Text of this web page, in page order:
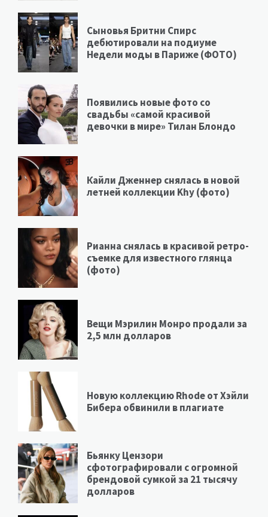
Сыновья Бритни Спирс
дебютировали на подиуме
Недели моды в Париже (ФОТО)
Появились новые фото со
свадьбы «самой красивой
девочки в мире» Тилан Блондо
Кайли Дженнер снялась в новой
летней коллекции Khy (фото)
Рианна снялась в красивой ретро-
съемке для известного глянца
(фото)
Вещи Мэрилин Монро продали за
2,5 млн долларов
Новую коллекцию Rhode от Хэйли
Бибера обвинили в плагиате
Бьянку Цензори
сфотографировали с огромной
брендовой сумкой за 21 тысячу
долларов